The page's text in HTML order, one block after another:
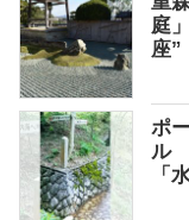
庭
座
ポ
ル
「